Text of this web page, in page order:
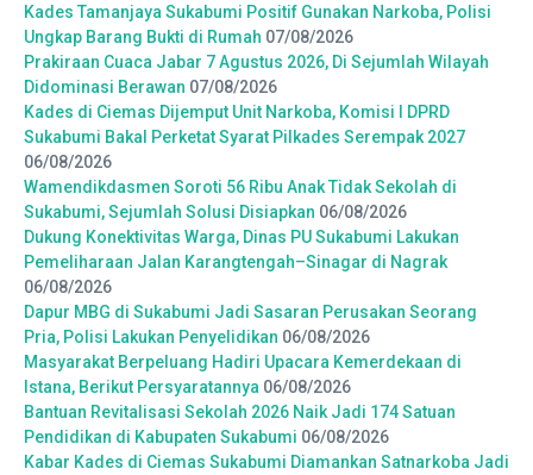
Kades Tamanjaya Sukabumi Positif Gunakan Narkoba, Polisi
Ungkap Barang Bukti di Rumah 07/08/2026
Prakiraan Cuaca Jabar 7 Agustus 2026, Di Sejumlah Wilayah
Didominasi Berawan 07/08/2026
Kades di Ciemas Dijemput Unit Narkoba, Komisi I DPRD
Sukabumi Bakal Perketat Syarat Pilkades Serempak 2027
06/08/2026
Wamendikdasmen Soroti 56 Ribu Anak Tidak Sekolah di
Sukabumi, Sejumlah Solusi Disiapkan 06/08/2026
Dukung Konektivitas Warga, Dinas PU Sukabumi Lakukan
Pemeliharaan Jalan Karangtengah–Sinagar di Nagrak
06/08/2026
Dapur MBG di Sukabumi Jadi Sasaran Perusakan Seorang
Pria, Polisi Lakukan Penyelidikan 06/08/2026
Masyarakat Berpeluang Hadiri Upacara Kemerdekaan di
Istana, Berikut Persyaratannya 06/08/2026
Bantuan Revitalisasi Sekolah 2026 Naik Jadi 174 Satuan
Pendidikan di Kabupaten Sukabumi 06/08/2026
Kabar Kades di Ciemas Sukabumi Diamankan Satnarkoba Jadi